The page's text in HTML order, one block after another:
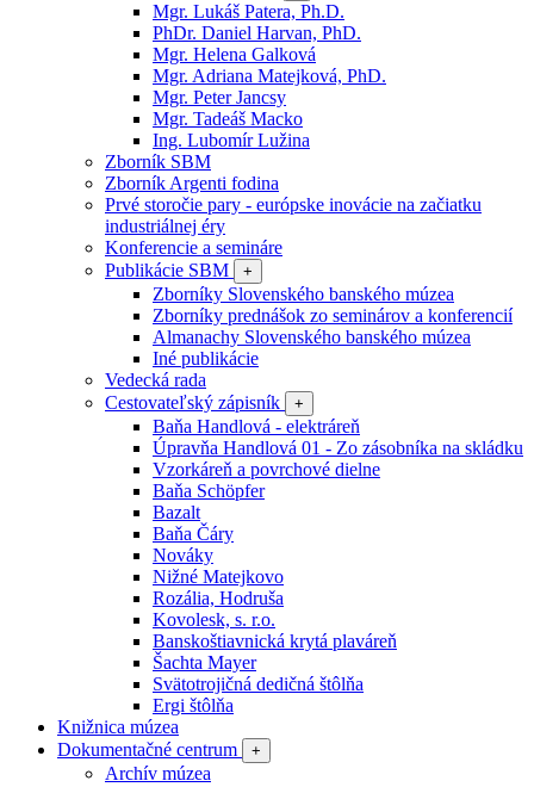
Mgr. Lukáš Patera, Ph.D.
PhDr. Daniel Harvan, PhD.
Mgr. Helena Galková
Mgr. Adriana Matejková, PhD.
Mgr. Peter Jancsy
Mgr. Tadeáš Macko
Ing. Lubomír Lužina
Zborník SBM
Zborník Argenti fodina
Prvé storočie pary - európske inovácie na začiatku
industriálnej éry
Konferencie a semináre
Publikácie SBM
+
Zborníky Slovenského banského múzea
Zborníky prednášok zo seminárov a konferencií
Almanachy Slovenského banského múzea
Iné publikácie
Vedecká rada
Cestovateľský zápisník
+
Baňa Handlová - elektráreň
Úpravňa Handlová 01 - Zo zásobníka na skládku
Vzorkáreň a povrchové dielne
Baňa Schöpfer
Bazalt
Baňa Čáry
Nováky
Nižné Matejkovo
Rozália, Hodruša
Kovolesk, s. r.o.
Banskoštiavnická krytá plaváreň
Šachta Mayer
Svätotrojičná dedičná štôlňa
Ergi štôlňa
Knižnica múzea
Dokumentačné centrum
+
Archív múzea